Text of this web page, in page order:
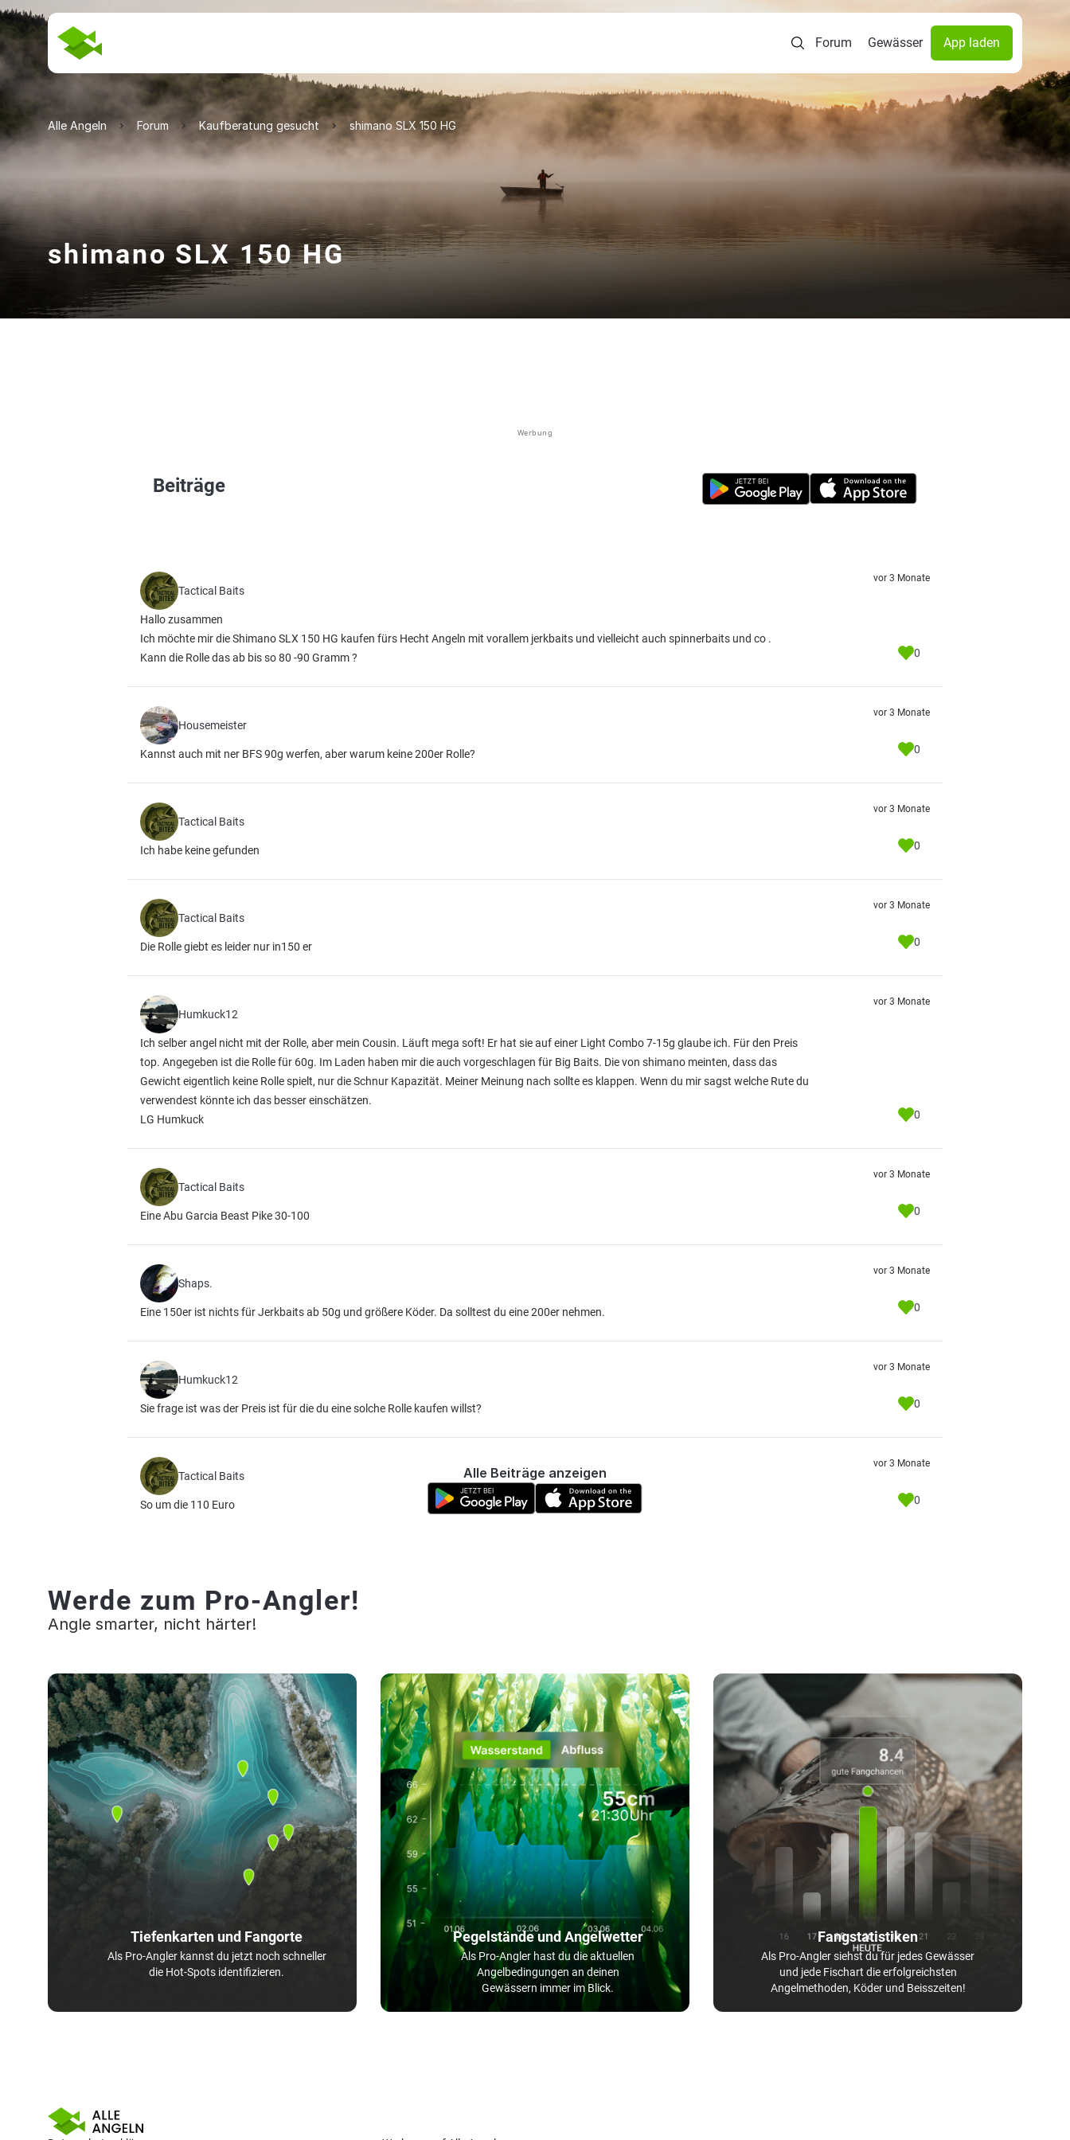
Forum Gewässer App laden
Alle Angeln Forum Kaufberatung gesucht shimano SLX 150 HG
shimano SLX 150 HG
Werbung
Beiträge
Tactical Baits
Hallo zusammen
Ich möchte mir die Shimano SLX 150 HG kaufen fürs Hecht Angeln mit vorallem jerkbaits und vielleicht auch spinnerbaits und co .
Kann die Rolle das ab bis so 80 -90 Gramm ?
vor 3 Monate
0
Housemeister
Kannst auch mit ner BFS 90g werfen, aber warum keine 200er Rolle?
vor 3 Monate
0
Tactical Baits
Ich habe keine gefunden
vor 3 Monate
0
Tactical Baits
Die Rolle giebt es leider nur in150 er
vor 3 Monate
0
Humkuck12
Ich selber angel nicht mit der Rolle, aber mein Cousin. Läuft mega soft! Er hat sie auf einer Light Combo 7-15g glaube ich. Für den Preis
top. Angegeben ist die Rolle für 60g. Im Laden haben mir die auch vorgeschlagen für Big Baits. Die von shimano meinten, dass das
Gewicht eigentlich keine Rolle spielt, nur die Schnur Kapazität. Meiner Meinung nach sollte es klappen. Wenn du mir sagst welche Rute du
verwendest könnte ich das besser einschätzen.
LG Humkuck
vor 3 Monate
0
Tactical Baits
Eine Abu Garcia Beast Pike 30-100
vor 3 Monate
0
Shaps.
Eine 150er ist nichts für Jerkbaits ab 50g und größere Köder. Da solltest du eine 200er nehmen.
vor 3 Monate
0
Humkuck12
Sie frage ist was der Preis ist für die du eine solche Rolle kaufen willst?
vor 3 Monate
0
Tactical Baits
So um die 110 Euro
vor 3 Monate
0
Alle Beiträge anzeigen
Werde zum Pro-Angler!
Angle smarter, nicht härter!
Tiefenkarten und Fangorte
Als Pro-Angler kannst du jetzt noch schneller
die Hot-Spots identifizieren.
Pegelstände und Angelwetter
Als Pro-Angler hast du die aktuellen
Angelbedingungen an deinen
Gewässern immer im Blick.
Fangstatistiken
Als Pro-Angler siehst du für jedes Gewässer
und jede Fischart die erfolgreichsten
Angelmethoden, Köder und Beisszeiten!